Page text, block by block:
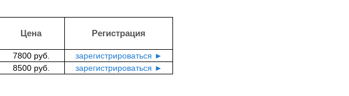
Цена Регистрация
7800 руб.
зарегистрироваться ►
8500 руб. зарегистрироваться ►